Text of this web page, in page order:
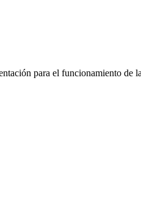
para el funcionamiento de